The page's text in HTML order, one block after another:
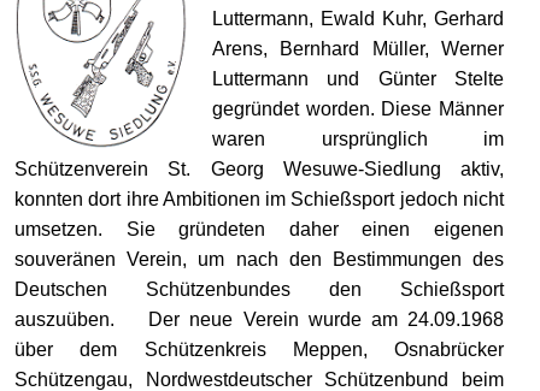
Luttermann, Ewald Kuhr, Gerhard
Arens, Bernhard Müller, Werner
Luttermann und Günter Stelte
gegründet worden. Diese Männer
waren ursprünglich im
Schützenverein St. Georg Wesuwe-Siedlung aktiv,
konnten dort ihre Ambitionen im Schießsport jedoch nicht
umsetzen. Sie gründeten daher einen eigenen
souveränen Verein, um nach den Bestimmungen des
Deutschen Schützenbundes den Schießsport
auszuüben. Der neue Verein wurde am 24.09.1968
über dem Schützenkreis Meppen, Osnabrücker
Schützengau, Nordwestdeutscher Schützenbund beim